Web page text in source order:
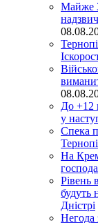
Майже
До +12
у
Спека
На
Рівень
будуть
Дністрі
Негода